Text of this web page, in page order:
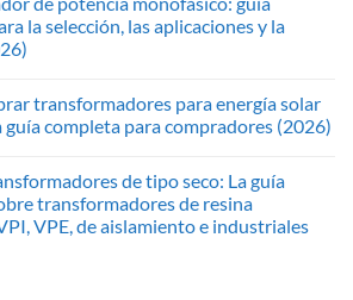
la selección, las aplicaciones y la
transformadores para energía solar
guía completa para compradores (2026)
de tipo seco: La guía
transformadores de resina
VPE, de aislamiento e industriales